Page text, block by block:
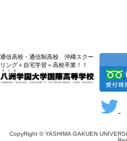
通信高校・通信制高校 沖縄スクー
リング＋自宅学習＝高校卒業！！
CopyRight © YASHIMA GAKUEN